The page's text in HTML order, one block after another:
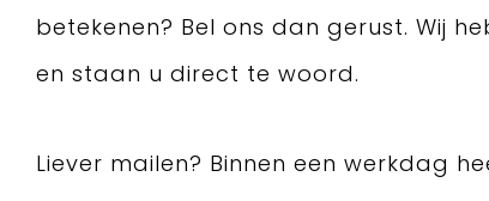
betekenen? Bel ons dan gerust. Wij
en staan u direct te woord.
Liever mailen? Binnen een werkdag